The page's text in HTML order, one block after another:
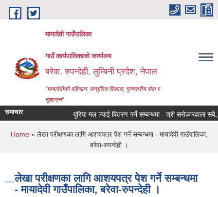
Skip to main content
मायादेवी गाउँपालिका
गाउँ कार्यपालिकाको कार्यालय
बरेवा, रुपन्देही, लुम्बिनी प्रदेश, नेपाल
"मायादेवीको पहिचान: सन्तुलित विकास, गुणस्तरीय सेवा र
सुशासन"
समाचार युरिया मल ल्याई वितरण गर्ने सम्बन्धमा - श्री सरोकारवाला सबै,
You are here
Home» लेखा परीक्षणका लागि आशयपत्र पेश गर्ने सम्बन्धमा - मायादेवी गाउँपालिका,
बरेवा-रुपन्देही ।
लेखा परीक्षणका लागि आशयपत्र पेश गर्ने सम्बन्धमा
- मायादेवी गाउँपालिका, बरेवा-रुपन्देही ।